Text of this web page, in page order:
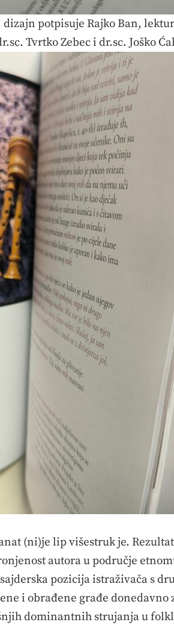
potpisuje Rajko Ban,
Tvrtko Zebec i dr.sc. Joško
(ni)je lip višestruk je.
autora u područje
pozicija istraživača s
i obrađene građe
dominantnih strujanja u